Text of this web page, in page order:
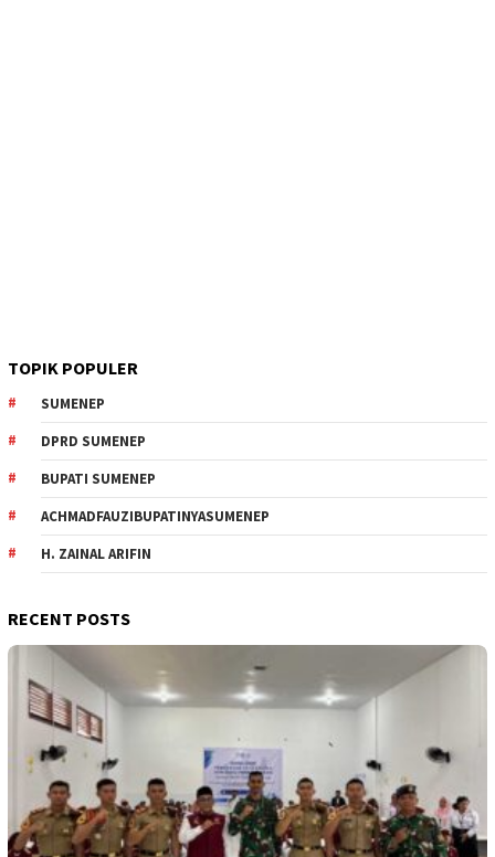
TOPIK POPULER
SUMENEP
DPRD SUMENEP
BUPATI SUMENEP
ACHMADFAUZIBUPATINYASUMENEP
H. ZAINAL ARIFIN
RECENT POSTS